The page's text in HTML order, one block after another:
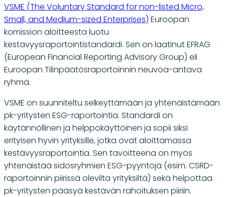
VSME (The Voluntary Standard for non-listed Micro,
Small, and Medium-sized Enterprises) Euroopan
komission aloitteesta luotu
kestävyysraportointistandardi. Sen on laatinut EFRAG
(European Financial Reporting Advisory Group) eli
Euroopan Tilinpäätösraportoinnin neuvoa-antava
ryhmä.
VSME on suunniteltu selkeyttämään ja yhtenäistämään
pk-yritysten ESG-raportointia. Standardi on
käytännöllinen ja helppokäyttöinen ja sopii siksi
erityisen hyvin yrityksille, jotka ovat aloittamassa
kestävyysraportointia. Sen tavoitteena on myös
yhtenäistää sidosryhmien ESG-pyyntöjä (esim. CSRD-
raportoinnin piirissä olevilta yrityksiltä) sekä helpottaa
pk-yritysten pääsyä kestävän rahoituksen piiriin.